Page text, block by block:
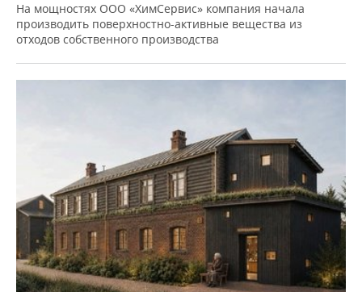
На мощностях ООО «ХимСервис» компания начала
производить поверхностно-активные вещества из
отходов собственного производства